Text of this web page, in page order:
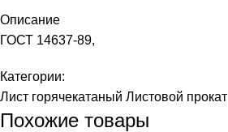
Описание
ГОСТ 14637-89,
Категории:
Лист горячекатаный Листовой прокат
Похожие товары